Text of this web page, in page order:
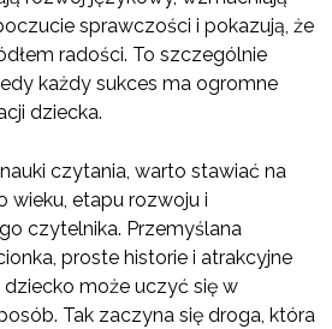
sprawczości i pokazują, że
radości. To szczególnie
każdy sukces ma ogromne
dziecka.
czytania, warto stawiać na
wieku, etapu rozwoju i
czytelnika. Przemyślana
proste historie i atrakcyjne
dziecko może uczyć się w
Tak zaczyna się droga, która